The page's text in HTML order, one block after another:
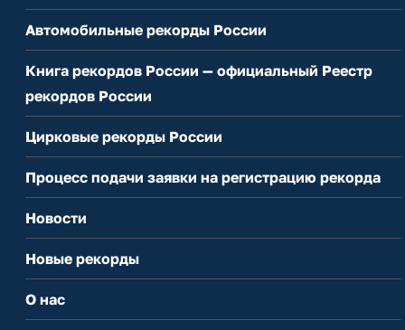
Автомобильные рекорды России
Книга рекордов России — официальный Реестр
рекордов России
Цирковые рекорды России
Процесс подачи заявки на регистрацию рекорда
Новости
Новые рекорды
О нас